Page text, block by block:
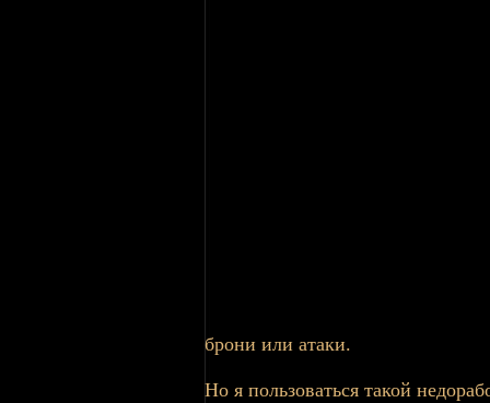
брони или атаки.
Но я пользоваться такой